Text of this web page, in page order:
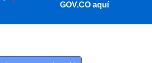
GOV.CO aquí